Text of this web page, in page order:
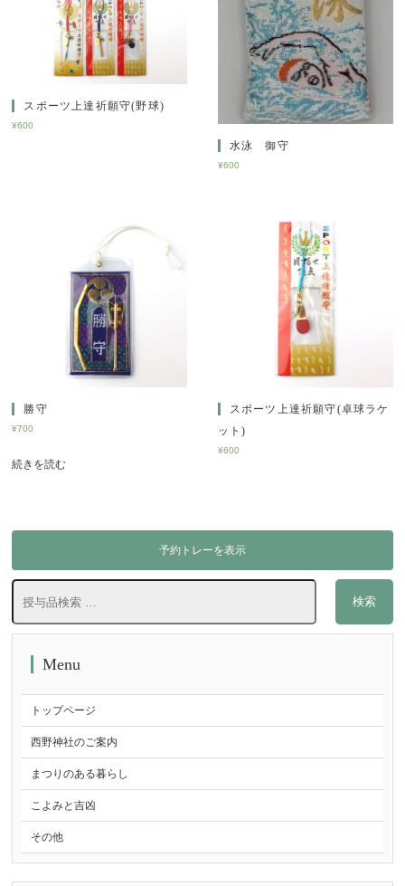
スポーツ上達祈願守(野球)
¥600
水泳 御守
¥600
勝守
¥700
続きを読む
スポーツ上達祈願守(卓球ラケ
ット)
¥600
予約トレーを表示
対
検索
Menu
トップページ
西野神社のご案内
まつりのある暮らし
こよみと吉凶
その他